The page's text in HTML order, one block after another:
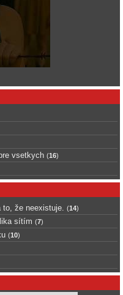
vsetkych (16)
že neexistuje. (14)
sítím (7)
(10)